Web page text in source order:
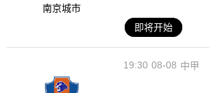
南京城市
即将开始
08-08
19:30 中甲